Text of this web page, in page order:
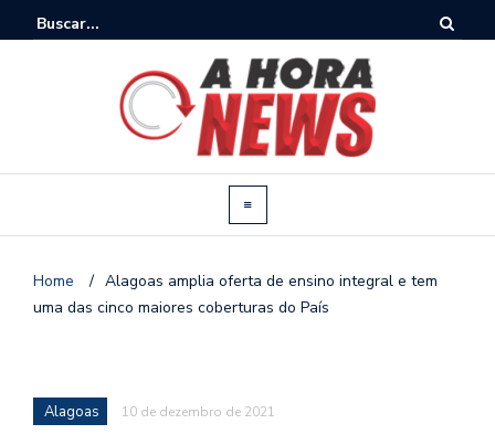
Home / Alagoas amplia oferta de ensino integral e tem
uma das cinco maiores coberturas do País
Alagoas 10 de dezembro de 2021